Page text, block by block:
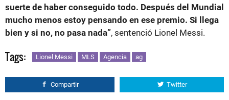
suerte de haber conseguido todo. Después del Mundial
mucho menos estoy pensando en ese premio. Si llega
bien y si no, no pasa nada”, sentenció Lionel Messi.
Tags: Lionel Messi MLS Agencia ag
Compartir Twitter